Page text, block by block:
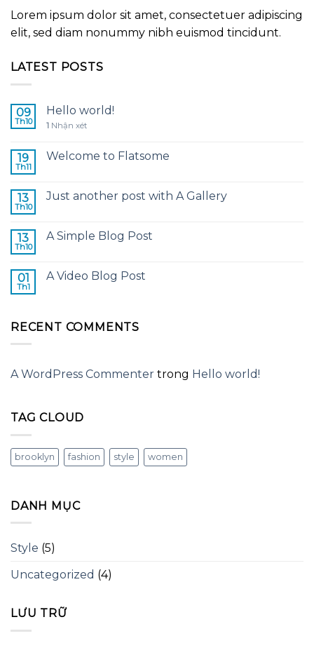
Lorem ipsum dolor sit amet, consectetuer adipiscing
elit, sed diam nonummy nibh euismod tincidunt.
LATEST POSTS
09
Th10
Hello world!
1 Nhận xét
19
Th11
Welcome to Flatsome
13
Th10
Just another post with A Gallery
13
Th10
A Simple Blog Post
01
Th1
A Video Blog Post
RECENT COMMENTS
A WordPress Commenter trong Hello world!
TAG CLOUD
brooklyn fashion style women
DANH MỤC
Style (5)
Uncategorized (4)
LƯU TRỮ